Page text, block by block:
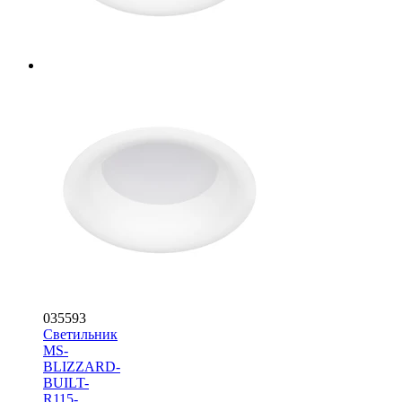
035593
Светильник
MS-
BLIZZARD-
BUILT-
R115-